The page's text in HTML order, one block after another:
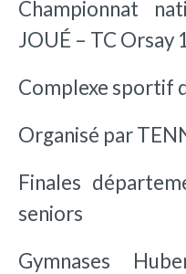
Championnat
JOUÉ – TC Orsay
Complexe sportif
Organisé par
Finales
seniors
Gymnases